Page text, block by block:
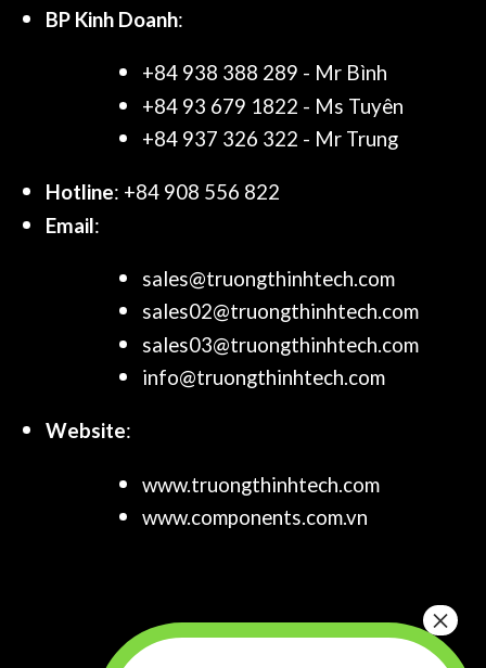
BP Kinh Doanh:
+84 938 388 289 - Mr Bình
+84 93 679 1822 - Ms Tuyên
+84 937 326 322 - Mr Trung
Hotline: +84 908 556 822
Email:
sales@truongthinhtech.com
sales02@truongthinhtech.com
sales03@truongthinhtech.com
info@truongthinhtech.com
Website:
www.truongthinhtech.com
www.components.com.vn